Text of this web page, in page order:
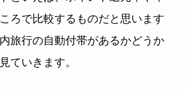
ろで比較するものだと思います
旅行の自動付帯があるかどうか
ていきます。